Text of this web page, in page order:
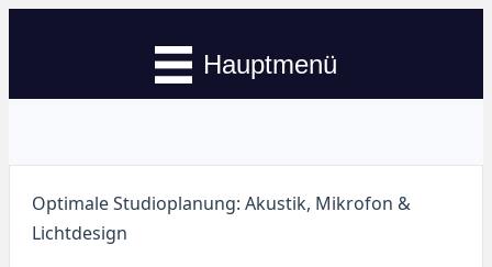
Hauptmenü
Optimale Studioplanung: Akustik, Mikrofon &
Lichtdesign